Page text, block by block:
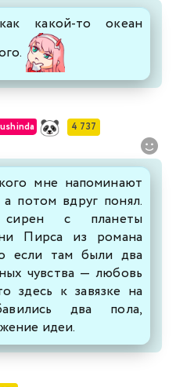
какой-то океан
4 737
мне напоминают
а потом вдруг понял.
сирен с планеты
Пирса из романа
если там были два
чувства — любовь
здесь к завязке на
два пола,
идеи.